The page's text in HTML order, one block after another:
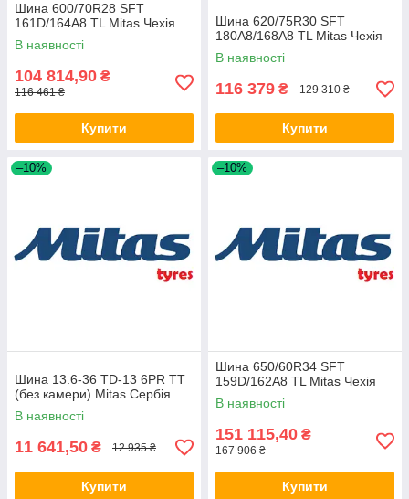
Шина 600/70R28 SFT
161D/164A8 TL Mitas Чехія
В наявності
104 814,90 ₴
116 461 ₴
Купити
Шина 620/75R30 SFT
180A8/168A8 TL Mitas Чехія
В наявності
116 379 ₴ 129 310 ₴
Купити
–10%
Шина 13.6-36 TD-13 6PR TT
(без камери) Mitas Сербія
В наявності
11 641,50 ₴ 12 935 ₴
Купити
–10%
Шина 650/60R34 SFT
159D/162A8 TL Mitas Чехія
В наявності
151 115,40 ₴
167 906 ₴
Купити